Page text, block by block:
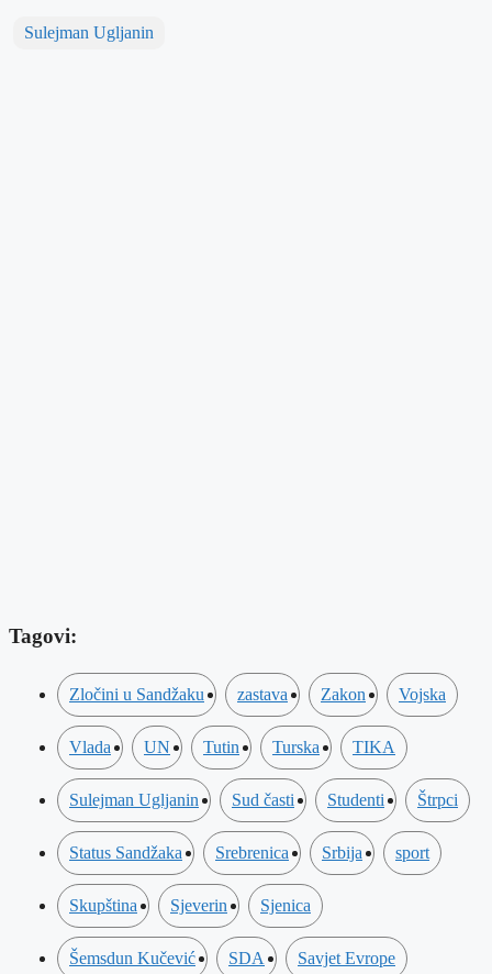
Sulejman Ugljanin
Tagovi:
Zločini u Sandžaku zastava Zakon Vojska
Vlada UN Tutin Turska TIKA
Sulejman Ugljanin Sud časti Studenti Štrpci
Status Sandžaka Srebrenica Srbija sport
Skupština Sjeverin Sjenica
Šemsdun Kučević SDA Savjet Evrope